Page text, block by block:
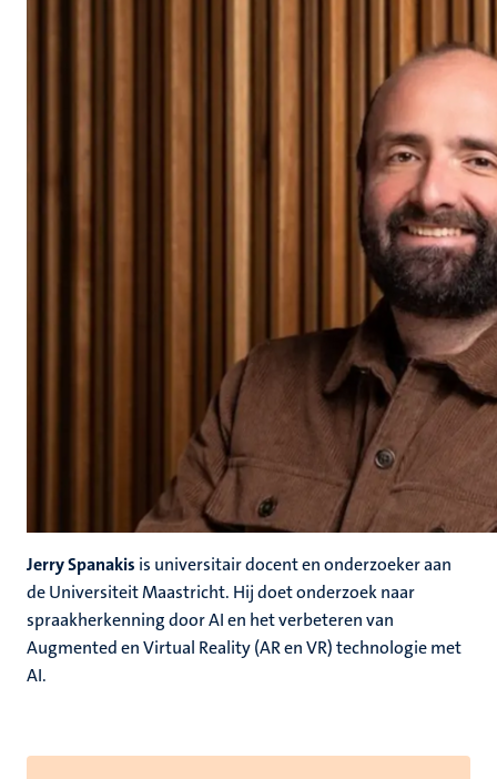
Jerry Spanakis is universitair docent en onderzoeker aan
de Universiteit Maastricht. Hij doet onderzoek naar
spraakherkenning door AI en het verbeteren van
Augmented en Virtual Reality (AR en VR) technologie met
AI.